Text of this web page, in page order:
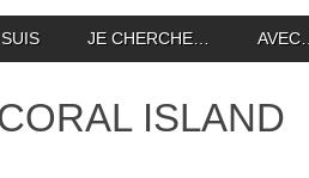
JE CHERCHE… AVEC…
ISLAND